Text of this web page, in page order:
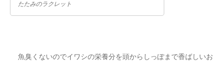
たたみのラクレット
魚臭くないのでイワシの栄養分を頭からしっぽまで香ばしいお